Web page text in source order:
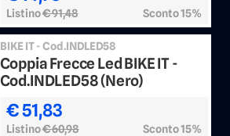
Listino€ 91,48 Sconto 15%
BIKE IT - Cod.INDLED58
Coppia Frecce Led BIKE IT -
Cod.INDLED58 (Nero)
€ 51,83
Listino€ 60,98 Sconto 15%